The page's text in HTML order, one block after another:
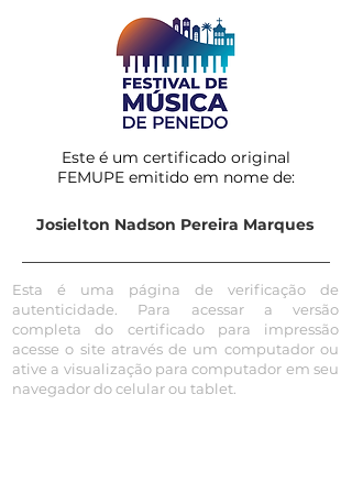
Este é um certificado original
FEMUPE emitido em nome de:
Josielton Nadson Pereira Marques
Esta é uma página de verificação de
autenticidade. Para acessar a versão
completa do certificado para impressão
acesse o site através de um computador ou
ative a visualização para computador em seu
navegador do celular ou tablet.